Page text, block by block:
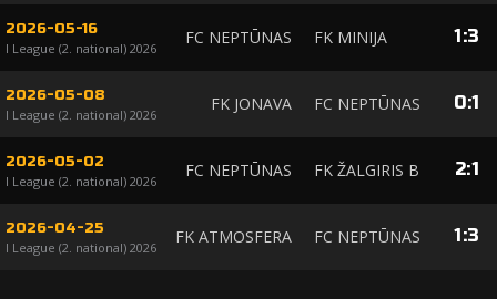
2026-05-16
I League (2. national) 2026
FC NEPTŪNAS FK MINIJA 1:3
2026-05-08
I League (2. national) 2026
FK JONAVA FC NEPTŪNAS 0:1
2026-05-02
I League (2. national) 2026
FC NEPTŪNAS FK ŽALGIRIS B 2:1
2026-04-25
I League (2. national) 2026
FK ATMOSFERA FC NEPTŪNAS 1:3